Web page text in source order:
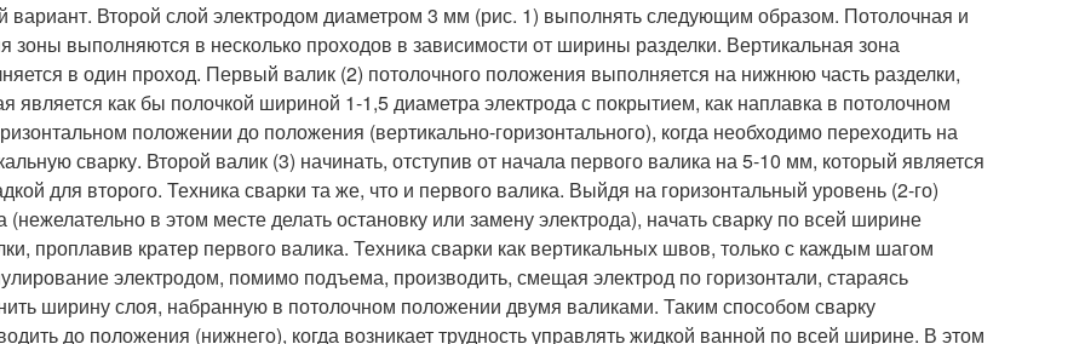
вариант. Второй слой электродом диаметром 3 мм (рис. 1) выполнять следующим образом. Потолочная и
зоны выполняются в несколько проходов в зависимости от ширины разделки. Вертикальная зона
в один проход. Первый валик (2) потолочного положения выполняется на нижнюю часть разделки,
является как бы полочкой шириной 1-1,5 диаметра электрода с покрытием, как наплавка в потолочном
положении до положения (вертикально-горизонтального), когда необходимо переходить на
сварку. Второй валик (3) начинать, отступив от начала первого валика на 5-10 мм, который является
для второго. Техника сварки та же, что и первого валика. Выйдя на горизонтальный уровень (2-го)
(нежелательно в этом месте делать остановку или замену электрода), начать сварку по всей ширине
проплавив кратер первого валика. Техника сварки как вертикальных швов, только с каждым шагом
электродом, помимо подъема, производить, смещая электрод по горизонтали, стараясь
ширину слоя, набранную в потолочном положении двумя валиками. Таким способом сварку
до положения (нижнего), когда возникает трудность управлять жидкой ванной по всей ширине. В этом